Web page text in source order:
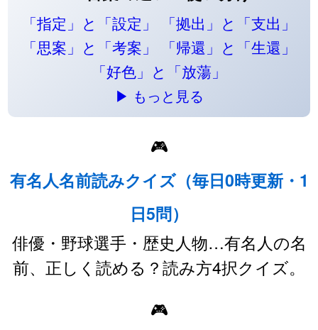
「指定」と「設定」
「拠出」と「支出」
「思案」と「考案」
「帰還」と「生還」
「好色」と「放蕩」
▶ もっと見る
🎮
有名人名前読みクイズ（毎日0時更新・1
日5問）
俳優・野球選手・歴史人物…有名人の名
前、正しく読める？読み方4択クイズ。
🎮